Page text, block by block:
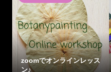
zoomでオンラインレッス
ン♪